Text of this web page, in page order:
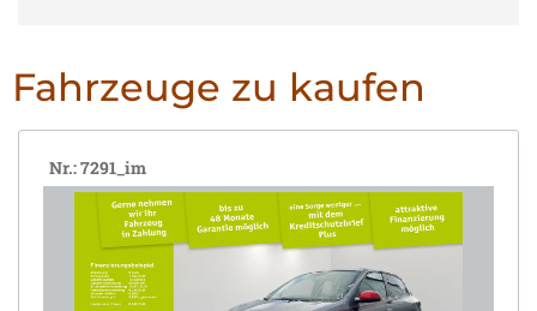
Fahrzeuge zu kaufen
Nr.: 7291_im